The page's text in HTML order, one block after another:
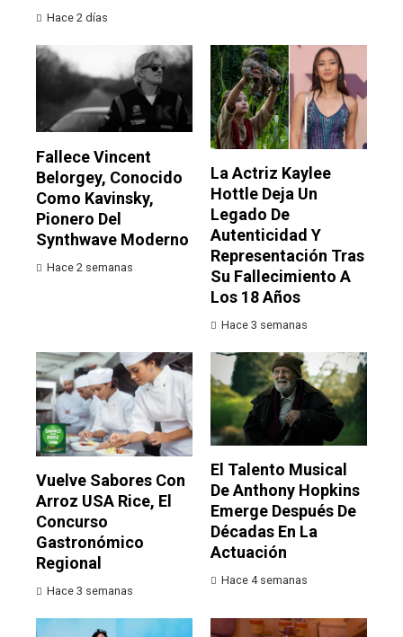
Hace 2 días
Fallece Vincent
Belorgey, Conocido
Como Kavinsky,
Pionero Del
Synthwave Moderno
Hace 2 semanas
La Actriz Kaylee
Hottle Deja Un
Legado De
Autenticidad Y
Representación Tras
Su Fallecimiento A
Los 18 Años
Hace 3 semanas
Vuelve Sabores Con
Arroz USA Rice, El
Concurso
Gastronómico
Regional
Hace 3 semanas
El Talento Musical
De Anthony Hopkins
Emerge Después De
Décadas En La
Actuación
Hace 4 semanas